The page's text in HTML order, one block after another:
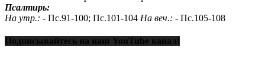
Псалтирь:
На утр.: - Пс.91-100; Пс.101-104 На веч.: - Пс.105-108
Подписывайтесь на наш YouTube канал!